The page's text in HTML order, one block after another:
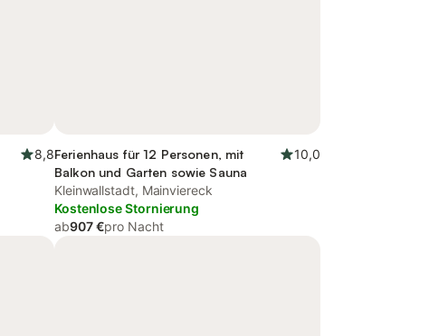
8,8Ferienhaus für 12 Personen, mit
Balkon und Garten sowie Sauna
10,0
Kleinwallstadt, Mainviereck
Kostenlose Stornierung
ab907 €pro Nacht